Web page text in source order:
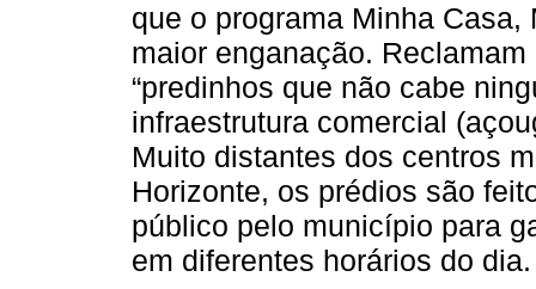
que o programa Minha Casa,
maior enganação.
“predinhos que não cabe
infraestrutura comercial
Muito distantes dos centros
Horizonte, os prédios são
público pelo município para
em diferentes horários do dia.